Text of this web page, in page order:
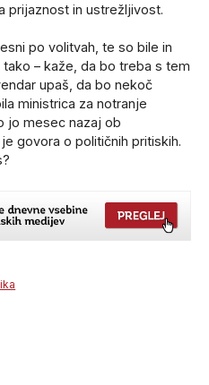
prijaznost in ustrežljivost.
po volitvah, te so bile in
– kaže, da bo treba s tem
upaš, da bo nekoč
ministrica za notranje
jo mesec nazaj ob
govora o političnih pritiskih.